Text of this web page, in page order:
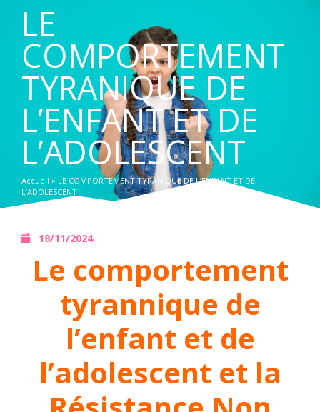
LE
COMPORTEMENT
TYRANIQUE DE
L’ENFANT ET DE
L’ADOLESCENT
Accueil » LE COMPORTEMENT TYRANIQUE DE L’ENFANT ET DE
L’ADOLESCENT
18/11/2024
Le comportement
tyrannique de
l’enfant et de
l’adolescent et la